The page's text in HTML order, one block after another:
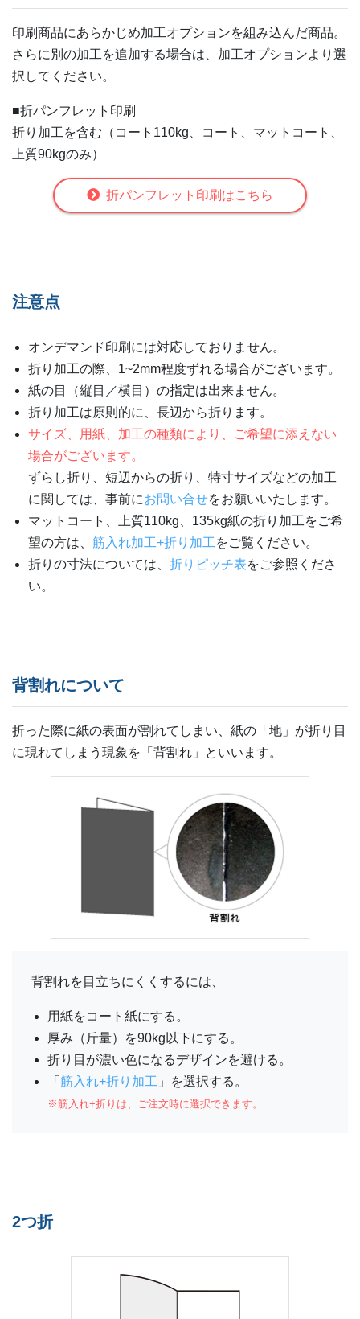
印刷商品にあらかじめ加工オプションを組み込んだ商品。
さらに別の加工を追加する場合は、加工オプションより選
択してください。
■折パンフレット印刷
折り加工を含む（コート110kg、コート、マットコート、
上質90kgのみ）
折パンフレット印刷はこちら
注意点
オンデマンド印刷には対応しておりません。
折り加工の際、1~2mm程度ずれる場合がございます。
紙の目（縦目／横目）の指定は出来ません。
折り加工は原則的に、長辺から折ります。
サイズ、用紙、加工の種類により、ご希望に添えない
場合がございます。
ずらし折り、短辺からの折り、特寸サイズなどの加工
に関しては、事前にお問い合せをお願いいたします。
マットコート、上質110kg、135kg紙の折り加工をご希
望の方は、 筋入れ加工+折り加工 をご覧ください。
折りの寸法については、 折りピッチ表をご参照くださ
い。
背割れについて
折った際に紙の表面が割れてしまい、紙の「地」が折り目
に現れてしまう現象を「背割れ」といいます。
背割れを目立ちにくくするには、
用紙をコート紙にする。
厚み（斤量）を90kg以下にする。
折り目が濃い色になるデザインを避ける。
「 筋入れ+折り加工 」を選択する。
※筋入れ+折りは、ご注文時に選択できます。
2つ折